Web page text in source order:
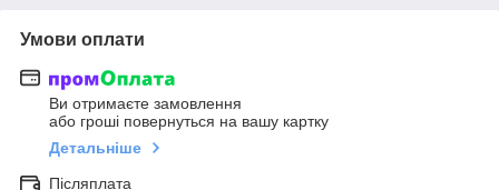
Умови оплати
Ви отримаєте замовлення
або гроші повернуться на вашу картку
Детальніше
Післяплата